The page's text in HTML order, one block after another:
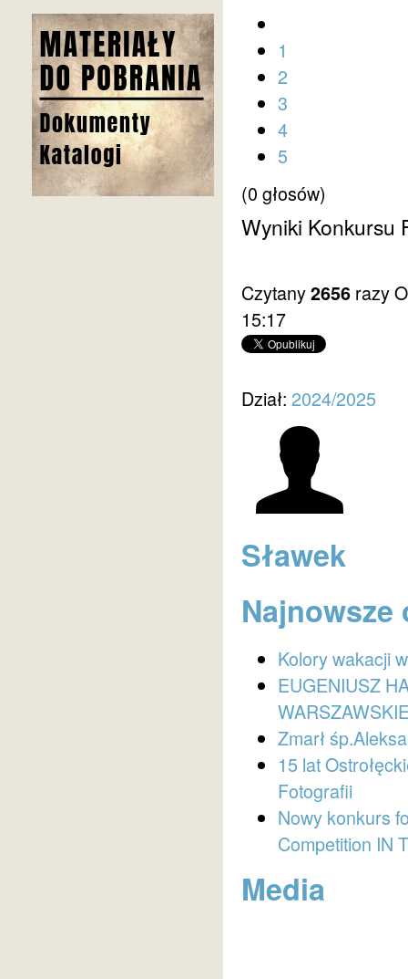
1
2
3
4
5
(0 głosów)
Wyniki Konkursu
Czytany2656 razy
15:17
Dział: 2024/2025
Sławek
Najnowsze
Kolory wakacji
EUGENIUSZ
Zmarł
15 lat
Fotografii
Nowy konkurs
Competition IN
Media